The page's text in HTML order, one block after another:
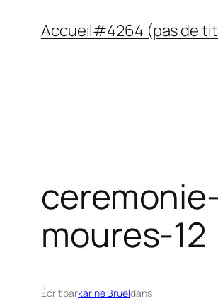
Accueil#4264 (pas de
moures-12
Écrit parkarine Brueldans